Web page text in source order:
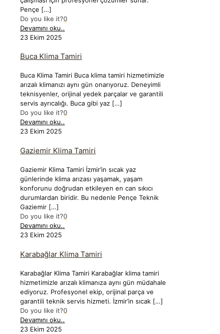
Pençe […]
Do you like it?0
Devamını oku..
23 Ekim 2025
Buca Klima Tamiri
Buca Klima Tamiri Buca klima tamiri hizmetimizle
arızalı klimanızı aynı gün onarıyoruz. Deneyimli
teknisyenler, orijinal yedek parçalar ve garantili
servis ayrıcalığı. Buca gibi yaz […]
Do you like it?0
Devamını oku..
23 Ekim 2025
Gaziemir Klima Tamiri
Gaziemir Klima Tamiri İzmir’in sıcak yaz
günlerinde klima arızası yaşamak, yaşam
konforunu doğrudan etkileyen en can sıkıcı
durumlardan biridir. Bu nedenle Pençe Teknik
Gaziemir […]
Do you like it?0
Devamını oku..
23 Ekim 2025
Karabağlar Klima Tamiri
Karabağlar Klima Tamiri Karabağlar klima tamiri
hizmetimizle arızalı klimanıza aynı gün müdahale
ediyoruz. Profesyonel ekip, orijinal parça ve
garantili teknik servis hizmeti. İzmir’in sıcak […]
Do you like it?0
Devamını oku..
23 Ekim 2025